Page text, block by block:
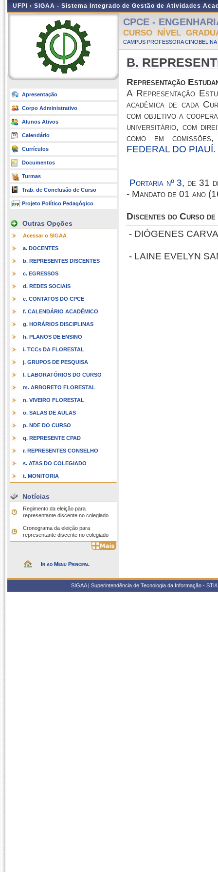
UFPI › SIGAA - Sistema Integrado de Gestão de Atividades
Apresentação
Corpo Administrativo
Alunos Ativos
Calendário
Currículos
Documentos
Turmas
Trab. de Conclusão de Curso
Projeto Político Pedagógico
Outras Opções
Acessar o SIGAA
a. DOCENTES
b. REPRESENTES DISCENTES
c. EGRESSOS
d. REDES SOCIAIS
e. CONTATOS DO CPCE
f. CALENDÁRIO ACADÊMICO
g. HORÁRIOS DISCIPLINAS
h. PLANOS DE ENSINO
i. TCCs DA FLORESTAL
j. GRUPOS DE PESQUISA
l. LABORATÓRIOS DO CURSO
m. ARBORETO FLORESTAL
n. VIVEIRO FLORESTAL
o. SALAS DE AULAS
p. NDE DO CURSO
q. REPRESENTE CPAD
r. REPRESENTES CONSELHO
s. ATAS DO COLEGIADO
t. MONITORIA
Notícias
Regimento da eleição para
representante discente no colegiado
Cronograma da eleição para
representante discente no colegiado
Ir ao Menu Principal
CPCE -
CURSO NÍVEL
CAMPUS PROFESSORA CINOBELINA
B.
Representação
A Representação
acadêmica de cada
com objetivo a
universitário, com
como em
FEDERAL DO PIAUÍ.
Portaria nº 3, de 31
- Mandato de 01 ano
Discentes do Curso
- DIÓGENES
- LAINE EVELYN
SIGAA | Superintendência de Tecnologia da Informação -